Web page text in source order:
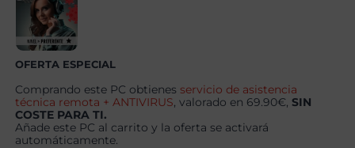
5070
+
Windows
11
Pro
OFERTA ESPECIAL
Comprando este PC obtienes servicio de asistencia
técnica remota + ANTIVIRUS , valorado en 69.90€,SIN
COSTE PARA TI.
Añade este PC al carrito y la oferta se activará
automáticamente.